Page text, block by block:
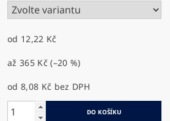
od 12,22 Kč
až365 Kč(–20 %)
od 8,08 Kč bez DPH